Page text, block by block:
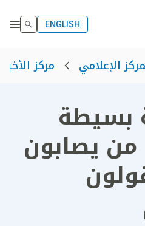
ENGLISH
الإعلامي مركز الأخبار
بسيطة
من يصابون